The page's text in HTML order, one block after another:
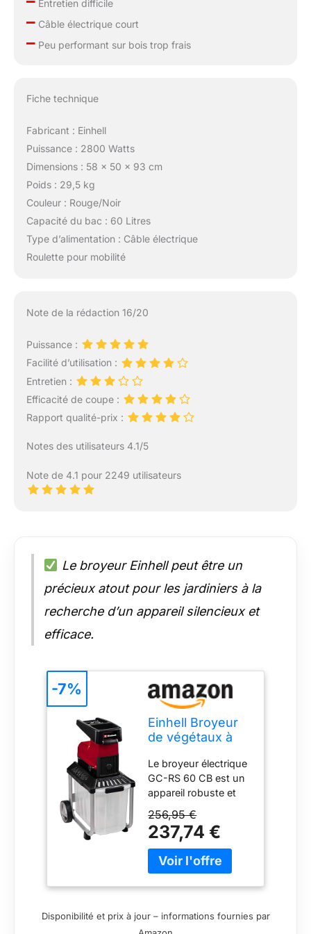
Entretien difficile
–Câble électrique court
–Peu performant sur bois trop frais
Fiche technique
Fabricant : Einhell
Puissance : 2800 Watts
Dimensions : 58 x 50 x 93 cm
Poids : 29,5 kg
Couleur : Rouge/Noir
Capacité du bac : 60 Litres
Type d’alimentation : Câble électrique
Roulette pour mobilité
Note de la rédaction 16/20
Puissance :
Facilité d’utilisation :
Entretien :
Efficacité de coupe :
Rapport qualité-prix :
Notes des utilisateurs 4.1/5
Note de 4.1 pour 2249 utilisateurs
Le broyeur Einhell peut être un
précieux atout pour les jardiniers à la
recherche d’un appareil silencieux et
efficace.
Einhell Broyeur
de végétaux à
60 CB
Le broyeur électrique
GC-RS 60 CB est un
appareil robuste et
extrêmement
puissant qui permet
de broyer
silencieusement et
avec un débit
épais) résultant de la
taille d’arbustes, de
256,95 €
237,74 €
-7%
Disponibilité et prix à jour – informations fournies par